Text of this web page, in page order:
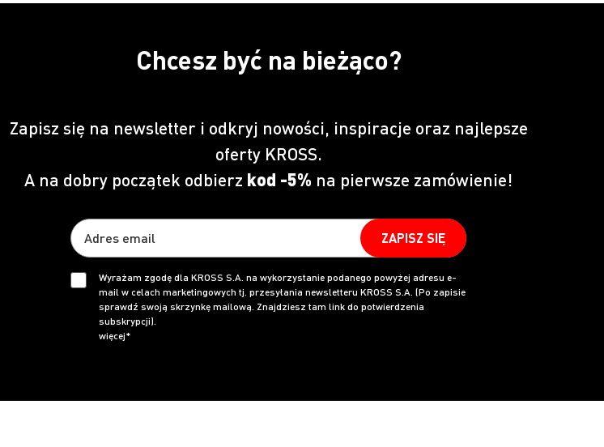
Chcesz być na bieżąco?
Zapisz się na newsletter i odkryj nowości, inspiracje oraz najlepsze
oferty KROSS.
A na dobry początek odbierz kod -5% na pierwsze zamówienie!
ZAPISZ SIĘ
Wyrażam zgodę dla KROSS S.A. na wykorzystanie podanego powyżej adresu e-
mail w celach marketingowych tj. przesyłania newsletteru KROSS S.A. (Po zapisie
sprawdź swoją skrzynkę mailową. Znajdziesz tam link do potwierdzenia
subskrypcji).
więcej*